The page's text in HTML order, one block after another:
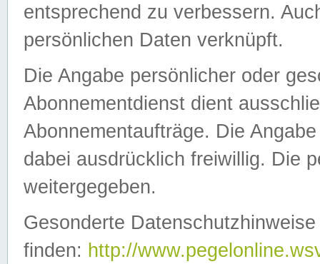
entsprechend zu verbessern.
persönlichen Daten verknüpft.
Die Angabe persönlicher oder
Abonnementdienst dient
Abonnementaufträge. Die
dabei ausdrücklich freiwillig. Die
weitergegeben.
Gesonderte
finden: http://